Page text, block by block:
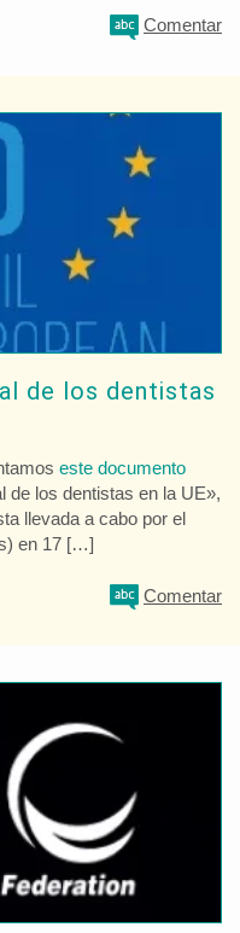
Comentar
de los dentistas
este documento
de los dentistas en la UE»,
llevada a cabo por el
en 17 […]
Comentar